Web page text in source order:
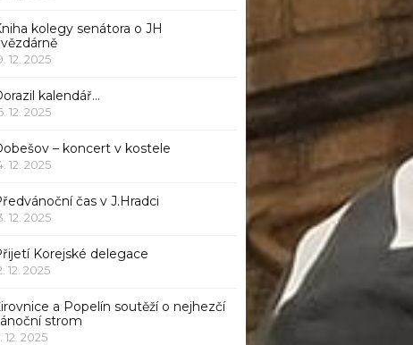
kolegy senátora o JH
12. 2025
kalendář…
12. 2025
– koncert v kostele
12. 2025
čas v J.Hradci
12. 2025
Korejské delegace
12. 2025
a Popelín soutěží o nejhezčí
strom
12. 2025